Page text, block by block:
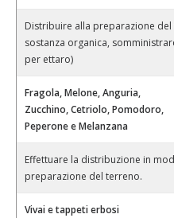
Distribuire alla preparazione
sostanza organica,
per ettaro)
Fragola, Melone, Anguria,
Zucchino, Cetriolo, Pomodoro,
Peperone e Melanzana
Effettuare la distribuzione in
preparazione del terreno.
Vivai e tappeti erbosi